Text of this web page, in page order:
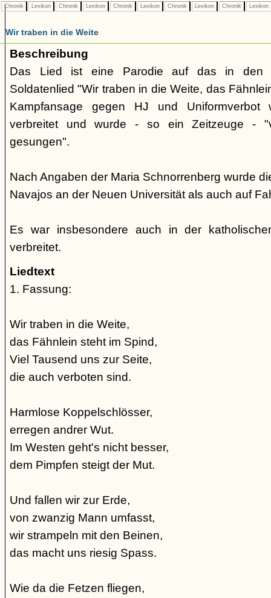
Chronik Lexikon Chronik Lexikon Chronik Lexikon Chronik Lexikon Chronik Lexikon
Wir traben in die Weite
Beschreibung
Das Lied ist eine Parodie auf das in den
Soldatenlied "Wir traben in die Weite, das
Kampfansage gegen HJ und
verbreitet und wurde - so ein Zeitzeuge -
gesungen".
Nach Angaben der Maria Schnorrenberg wurde
Navajos an der Neuen Universität als auch auf
Es war insbesondere auch in der
verbreitet.
Liedtext
1. Fassung:
Wir traben in die Weite,
das Fähnlein steht im Spind,
Viel Tausend uns zur Seite,
die auch verboten sind.
Harmlose Koppelschlösser,
erregen andrer Wut.
Im Westen geht's nicht besser,
dem Pimpfen steigt der Mut.
Und fallen wir zur Erde,
von zwanzig Mann umfasst,
wir strampeln mit den Beinen,
das macht uns riesig Spass.
Wie da die Fetzen fliegen,